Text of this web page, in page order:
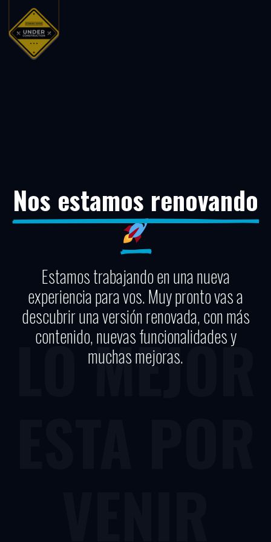
Nos estamos renovando
Estamos trabajando en una nueva
experiencia para vos. Muy pronto vas a
descubrir una versión renovada, con más
contenido, nuevas funcionalidades y
muchas mejoras.
LO MEJOR